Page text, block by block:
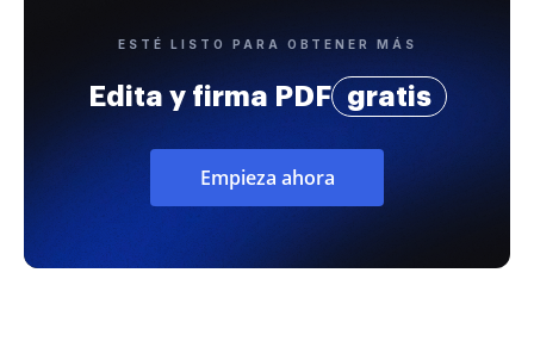
ESTÉ LISTO PARA OBTENER MÁS
Edita y firma PDF gratis
Empieza ahora